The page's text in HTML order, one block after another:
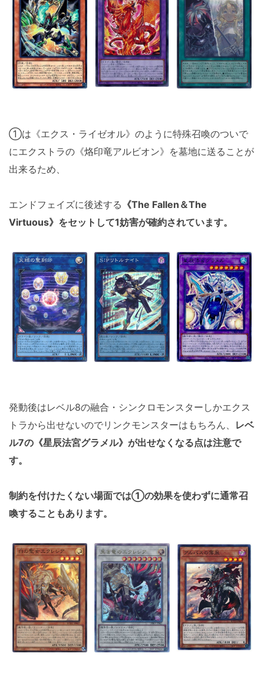
①は《エクス・ライゼオル》のように特殊召喚のついで
にエクストラの《烙印竜アルビオン》を墓地に送ることが
出来るため、
エンドフェイズに後述する 《The Fallen＆The
Virtuous》をセットして1妨害が確約されています。
発動後はレベル8の融合・シンクロモンスターしかエクス
トラから出せないのでリンクモンスターはもちろん、 レベ
ル7の《星辰法宮グラメル》が出せなくなる点は注意で
す。
制約を付けたくない場面では①の効果を使わずに通常召
喚することもあります。